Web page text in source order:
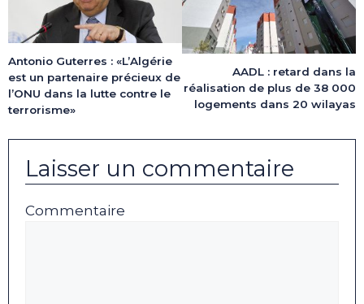
Antonio Guterres : «L’Algérie
est un partenaire précieux de
l’ONU dans la lutte contre le
terrorisme»
AADL : retard dans la
réalisation de plus de 38 000
logements dans 20 wilayas
Laisser un commentaire
Commentaire